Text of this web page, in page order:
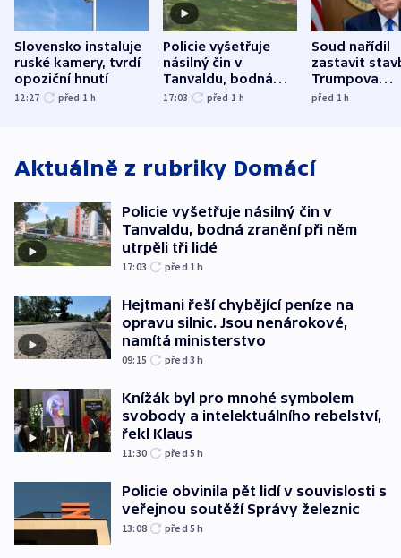
Slovensko instaluje
ruské kamery, tvrdí
opoziční hnutí
12:27 před 1 h
Policie vyšetřuje
násilný čin v
Tanvaldu, bodná
zranění při něm
17:03 před 1 h
Soud nařídil
zastavit
Trumpova
tanečního
před 1h
Aktuálně z rubriky Domácí
Policie vyšetřuje násilný čin v
Tanvaldu, bodná zranění při něm
utrpěli tři lidé
17:03 před 1h
Hejtmani řeší chybějící peníze na
opravu silnic. Jsou nenárokové,
namítá ministerstvo
09:15 před 3h
Knížák byl pro mnohé symbolem
svobody a intelektuálního rebelství,
řekl Klaus
11:30 před 5h
Policie obvinila pět lidí v souvislosti s
veřejnou soutěží Správy železnic
13:08 před 5h